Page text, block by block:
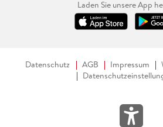
Laden Sie unsere App
Datenschutz AGB Impressum